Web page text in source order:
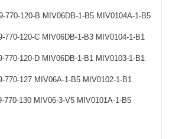
770-120-B MIV06DB-1-B5 MIV0104A-1-B5
770-120-C MIV06DB-1-B3 MIV0104-1-B1
770-120-D MIV06DB-1-B1 MIV0103-1-B1
770-127 MIV06A-1-B5 MIV0102-1-B1
770-130 MIV06-3-V5 MIV0101A-1-B5